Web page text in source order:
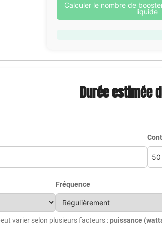
Calculer le nombre de
liquide
Durée estimée
Fréquence
varier selon plusieurs facteurs :puissance